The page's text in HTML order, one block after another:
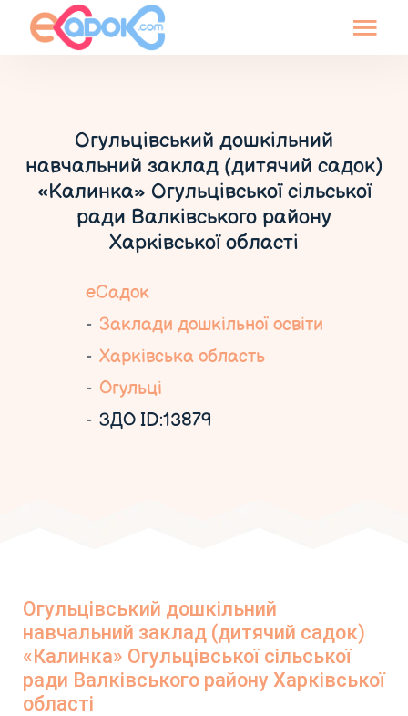
Огульцівський дошкільний
навчальний заклад (дитячий садок)
«Калинка» Огульцівської сільської
ради Валківського району
Харківської області
еСадок
Заклади дошкільної освіти
Харківська область
Огульці
ЗДО ID:13879
Огульцівський дошкільний
навчальний заклад (дитячий садок)
«Калинка» Огульцівської сільської
ради Валківського району Харківської
області